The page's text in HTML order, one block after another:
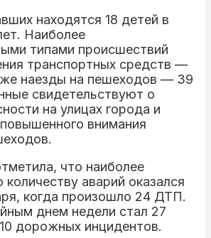
находятся 18 детей в
Наиболее
типами происшествий
транспортных средств —
наезды на пешеходов — 39
свидетельствуют о
на улицах города и
внимания
что наиболее
аварий оказался
когда произошло 24 ДТП.
днем недели стал 27
дорожных инцидентов.